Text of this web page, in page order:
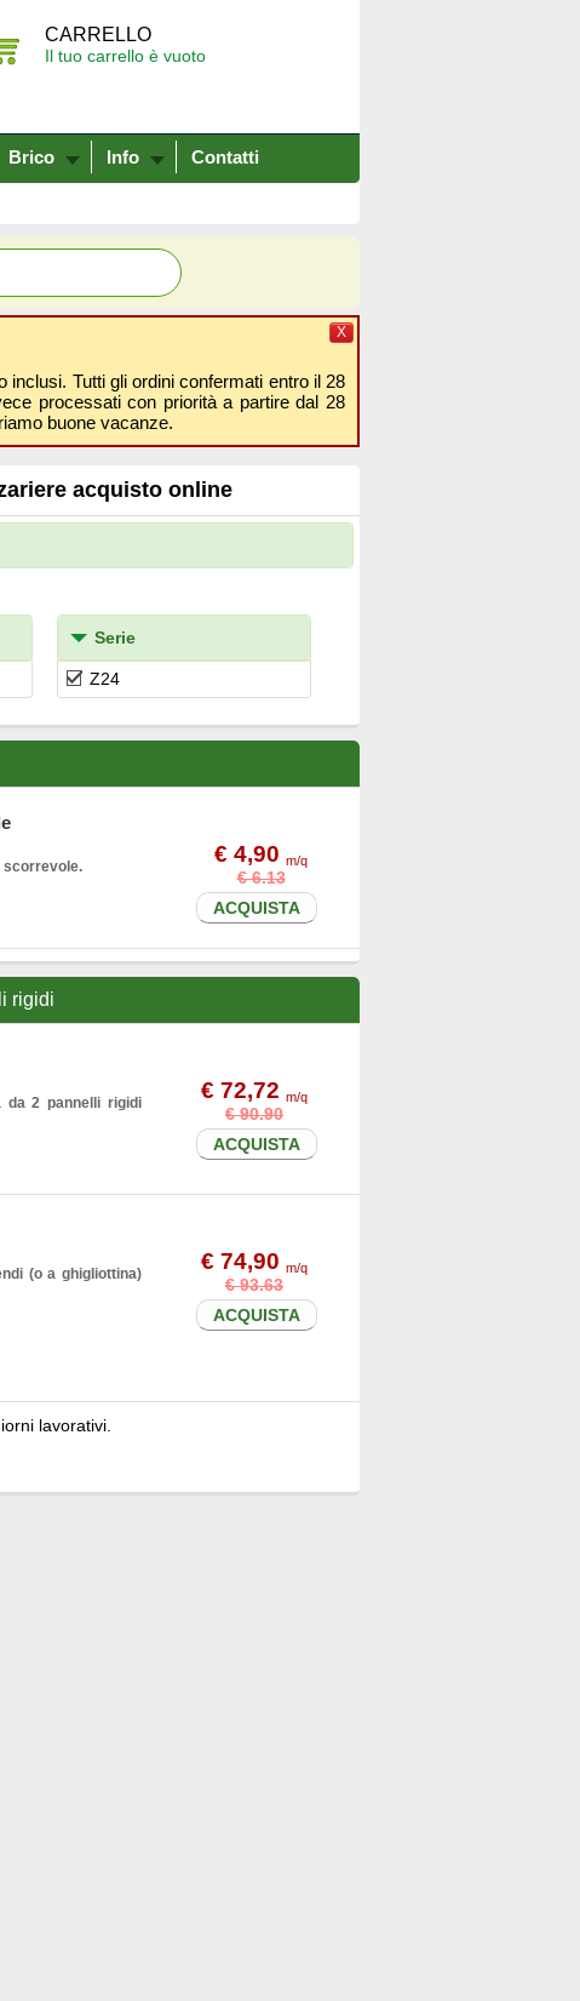
CARRELLO
Il tuo carrello è vuoto
Brico Info Contatti
Tutti gli ordini confermati entro il 28
processati con priorità a partire dal 28
buone vacanze.
X
acquisto online
Serie
Z24
scorrevole. € 4,90 m/q
€ 6.13
ACQUISTA
rigidi
da 2 pannelli rigidi
€ 72,72 m/q
€ 90.90
ACQUISTA
(o a ghigliottina)
€ 74,90 m/q
€ 93.63
ACQUISTA
lavorativi.